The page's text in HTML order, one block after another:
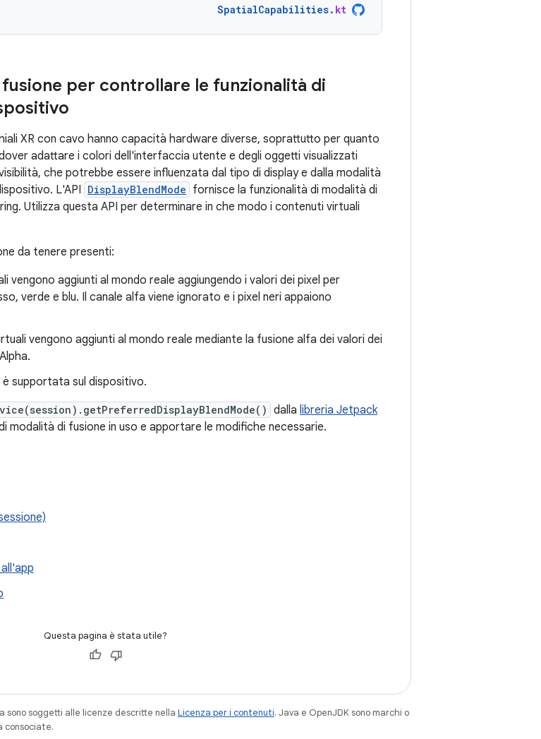
SpatialCapabilities. kt
per controllare le funzionalità di
XR con cavo hanno capacità hardware diverse, soprattutto per quanto
adattare i colori dell'interfaccia utente e degli oggetti visualizzati
che potrebbe essere influenzata dal tipo di display e dalla modalità
L'API DisplayBlendMode fornisce la funzionalità di modalità di
Utilizza questa API per determinare in che modo i contenuti virtuali
da tenere presenti:
vengono aggiunti al mondo reale aggiungendo i valori dei pixel per
verde e blu. Il canale alfa viene ignorato e i pixel neri appaiono
vengono aggiunti al mondo reale mediante la fusione alfa dei valori dei
è supportata sul dispositivo.
dalla libreria Jetpack
modalità di fusione in uso e apportare le modifiche necessarie.
Questa pagina è stata utile?
sono soggetti alle licenze descritte nella Licenza per i contenuti. Java e OpenJDK sono marchi o
consociate.